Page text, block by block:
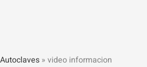
Autoclaves » video informacion